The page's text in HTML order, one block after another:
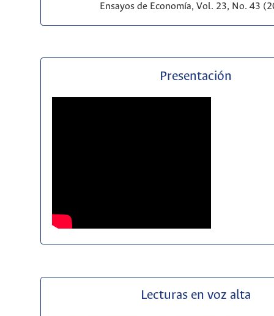
Ensayos de Economía, Vol. 23, No. 43
Presentación
Lecturas en voz alta